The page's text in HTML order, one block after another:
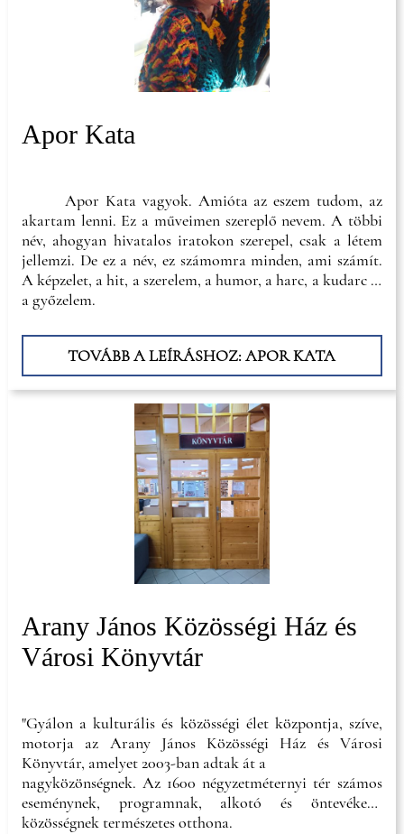
Apor Kata
Apor Kata vagyok. Amióta az eszem tudom, az
akartam lenni. Ez a műveimen szereplő nevem. A többi
név, ahogyan hivatalos iratokon szerepel, csak a létem
jellemzi. De ez a név, ez számomra minden, ami számít.
A képzelet, a hit, a szerelem, a humor, a harc, a kudarc és
a győzelem.
TOVÁBB A LEÍRÁSHOZ: APOR KATA
Arany János Közösségi Ház és
Városi Könyvtár
"Gyálon a kulturális és közösségi élet központja, szíve,
motorja az Arany János Közösségi Ház és Városi
Könyvtár, amelyet 2003-ban adtak át a
nagyközönségnek. Az 1600 négyzetméternyi tér számos
eseménynek, programnak, alkotó és öntevékeny
közösségnek természetes otthona.